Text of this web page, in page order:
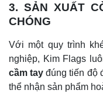
3. SẢN XUẤT
CHÓNG
Với một quy trình
nghiệp, Kim Flags
cầm tay đúng tiến độ
thể nhận sản phẩm